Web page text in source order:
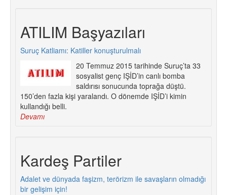
ATILIM Başyazıları
Suruç Katliamı: Katiller konuşturulmalı
20 Temmuz 2015 tarihinde Suruç’ta 33
sosyalist genç IŞİD’in canlı bomba
saldırısı sonucunda toprağa düştü.
150’den fazla kişi yaralandı. O dönemde IŞİD’i kimin
kullandığı belli.
Devamı
Kardeş Partiler
Adalet ve dünyada faşizm, terörizm ile savaşların olmadığı
bir gelişim için!